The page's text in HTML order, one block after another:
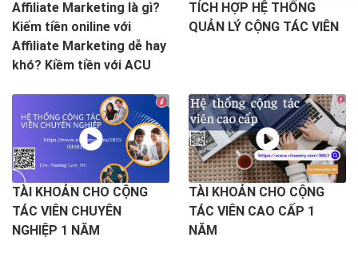
Affiliate Marketing là gì?
Kiếm tiền oniline với
Affiliate Marketing dễ hay
khó? Kiềm tiền với ACU
TÍCH HỢP HỆ THỐNG
QUẢN LÝ CỘNG TÁC VIÊN
TÀI KHOẢN CHO CỘNG
TÁC VIÊN CHUYÊN
NGHIỆP 1 NĂM
TÀI KHOẢN CHO CỘNG
TÁC VIÊN CAO CẤP 1
NĂM